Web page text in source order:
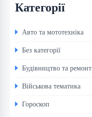
Категорії
Авто та мототехніка
Без категорії
Будівництво та ремонт
Військова тематика
Гороскоп